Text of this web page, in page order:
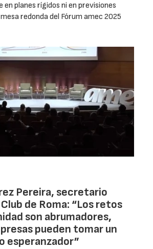
en planes rígidos ni en previsiones
redonda del Fórum amec 2025
Pereira, secretario
de Roma: “Los retos
son abrumadores,
pueden tomar un
esperanzador”